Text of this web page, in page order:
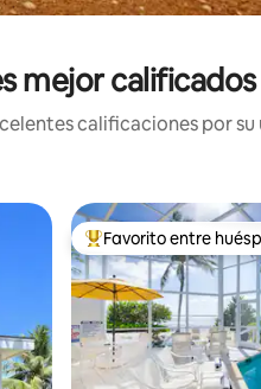
mejor calificados
calificaciones por
De los mejores en
Favorito entre